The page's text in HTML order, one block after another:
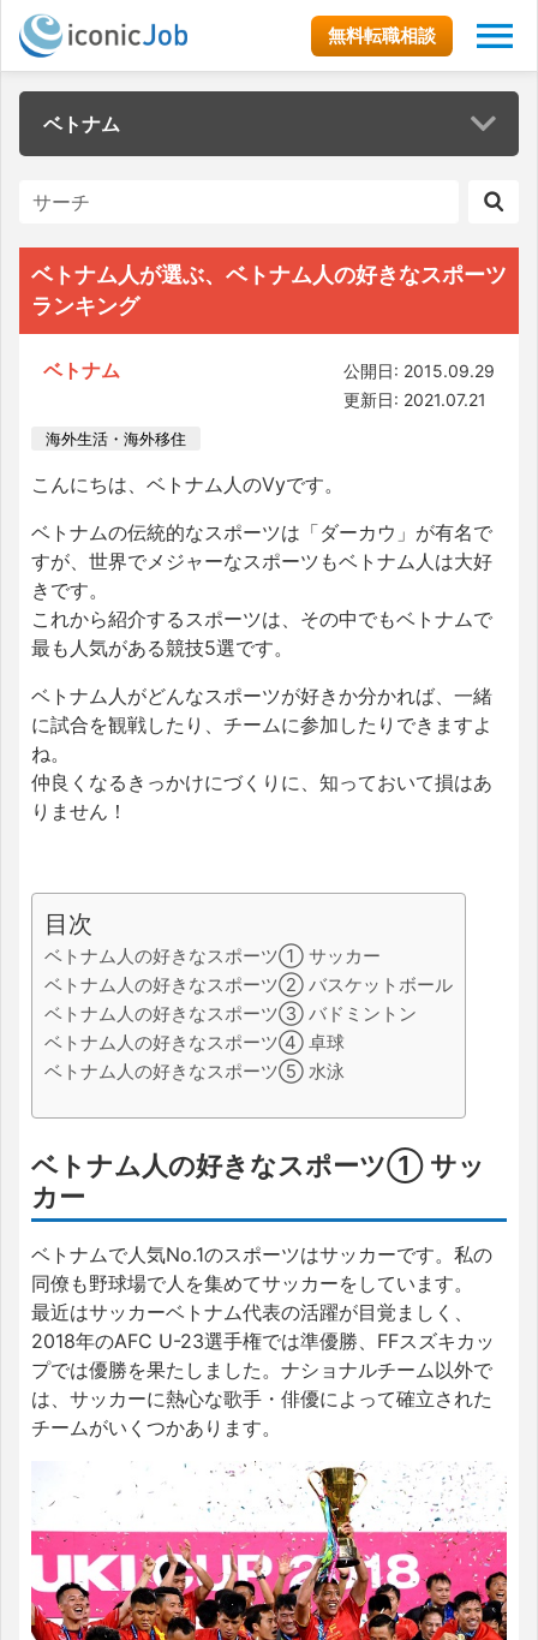
無料転職相談
ベトナム
ベトナム人が選ぶ、ベトナム人の好きなスポーツ
ランキング
ベトナム
公開日: 2015.09.29
更新日: 2021.07.21
海外生活・海外移住
こんにちは、ベトナム人のVyです。
ベトナムの伝統的なスポーツは「ダーカウ」が有名で
すが、世界でメジャーなスポーツもベトナム人は大好
きです。
これから紹介するスポーツは、その中でもベトナムで
最も人気がある競技5選です。
ベトナム人がどんなスポーツが好きか分かれば、一緒
に試合を観戦したり、チームに参加したりできますよ
ね。
仲良くなるきっかけにづくりに、知っておいて損はあ
りません！
目次
ベトナム人の好きなスポーツ① サッカー
ベトナム人の好きなスポーツ② バスケットボール
ベトナム人の好きなスポーツ③ バドミントン
ベトナム人の好きなスポーツ④ 卓球
ベトナム人の好きなスポーツ⑤ 水泳
ベトナム人の好きなスポーツ① サッ
カー
ベトナムで人気No.1のスポーツはサッカーです。私の
同僚も野球場で人を集めてサッカーをしています。
最近はサッカーベトナム代表の活躍が目覚ましく、
2018年のAFC U-23選手権では準優勝、FFスズキカッ
プでは優勝を果たしました。ナショナルチーム以外で
は、サッカーに熱心な歌手・俳優によって確立された
チームがいくつかあります。